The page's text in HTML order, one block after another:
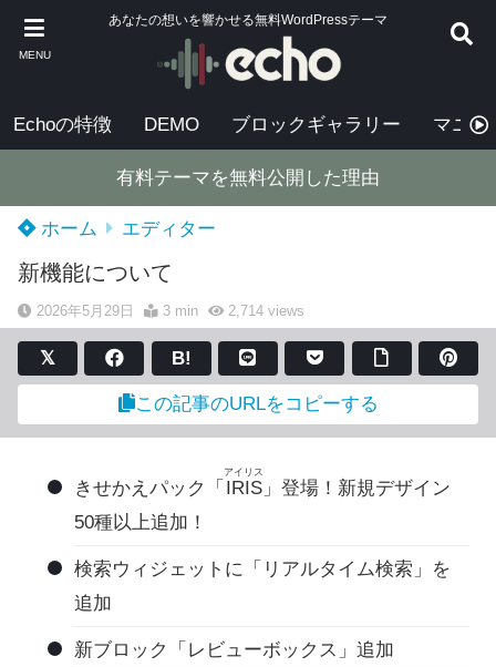
MENU
あなたの想いを響かせる無料WordPressテーマ
Echoの特徴 DEMO ブロックギャラリー マニュ
有料テーマを無料公開した理由
ホーム エディター
新機能について
2026年5月29日 3 min 2,714views
B!
この記事のURLをコピーする
きせかえパック「 IRIS
アイリス
」登場！新規デザイン
50種以上追加！
検索ウィジェットに「リアルタイム検索」を
追加
新ブロック「レビューボックス」追加